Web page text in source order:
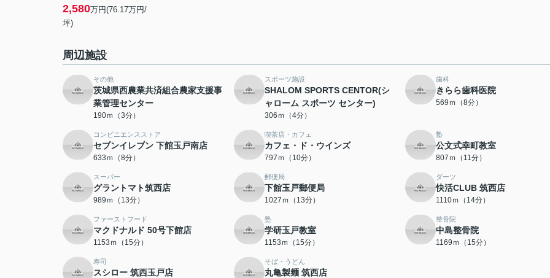
2,580万円(76.17万円/
坪)
周辺施設
その他
茨城県西農業共済組合農家支援事
業管理センター
190ｍ（3分）
スポーツ施設
SHALOM SPORTS CENTOR(シ
ャローム スポーツ センター)
306ｍ（4分）
歯科
きらら歯科医院
569ｍ（8分）
コンビニエンスストア
セブンイレブン 下館玉戸南店
633ｍ（8分）
喫茶店・カフェ
カフェ・ド・ウインズ
797ｍ（10分）
塾
公文式幸町教室
807ｍ（11分）
スーパー
グラントマト筑西店
989ｍ（13分）
郵便局
下館玉戸郵便局
1027ｍ（13分）
ダーツ
快活CLUB 筑西店
1110ｍ（14分）
ファーストフード
マクドナルド 50号下館店
1153ｍ（15分）
塾
学研玉戸教室
1153ｍ（15分）
整骨院
中島整骨院
1169ｍ（15分）
寿司
スシロー 筑西玉戸店
そば・うどん
丸亀製麺 筑西店